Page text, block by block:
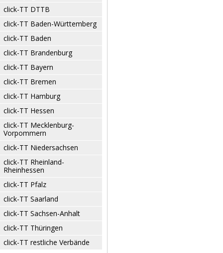
click-TT DTTB
click-TT Baden-Württemberg
click-TT Baden
click-TT Brandenburg
click-TT Bayern
click-TT Bremen
click-TT Hamburg
click-TT Hessen
click-TT Mecklenburg-
Vorpommern
click-TT Niedersachsen
click-TT Rheinland-
Rheinhessen
click-TT Pfalz
click-TT Saarland
click-TT Sachsen-Anhalt
click-TT Thüringen
click-TT restliche Verbände